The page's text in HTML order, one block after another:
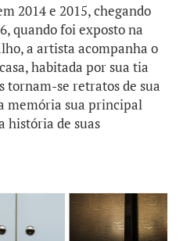
2014 e 2015, chegando
quando foi exposto na
a artista acompanha o
habitada por sua tia
tornam-se retratos de sua
memória sua principal
história de suas